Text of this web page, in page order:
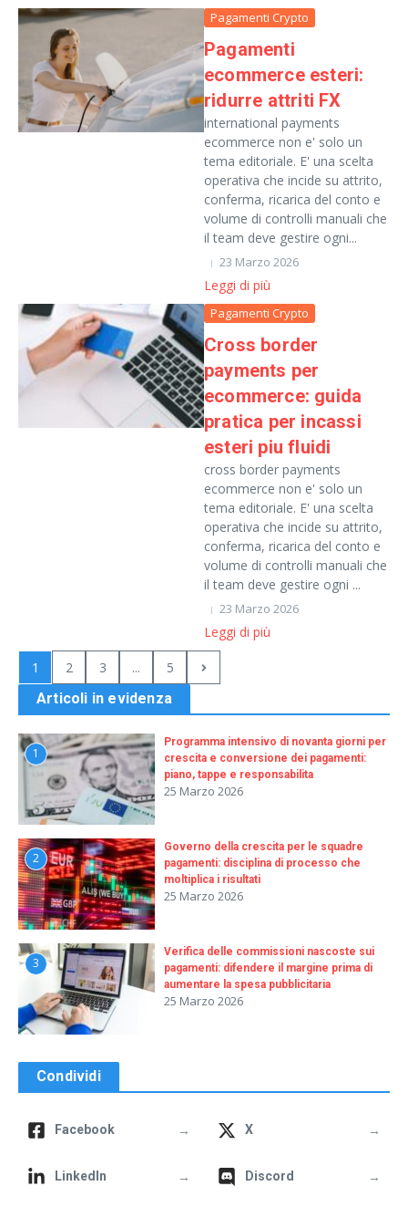
Pagamenti Crypto
Pagamenti
ecommerce esteri:
ridurre attriti FX
international payments
ecommerce non e' solo un
tema editoriale. E' una scelta
operativa che incide su attrito,
conferma, ricarica del conto e
volume di controlli manuali che
il team deve gestire ogni...
23 Marzo 2026
Leggi di più
Pagamenti Crypto
Cross border
payments per
ecommerce: guida
pratica per incassi
esteri piu fluidi
cross border payments
ecommerce non e' solo un
tema editoriale. E' una scelta
operativa che incide su attrito,
conferma, ricarica del conto e
volume di controlli manuali che
il team deve gestire ogni ...
23 Marzo 2026
Leggi di più
1 2 3 ...
5
Articoli in evidenza
1
Programma intensivo di novanta giorni per
crescita e conversione dei pagamenti:
piano, tappe e responsabilita
25 Marzo 2026
2
Governo della crescita per le squadre
pagamenti: disciplina di processo che
moltiplica i risultati
25 Marzo 2026
3
Verifica delle commissioni nascoste sui
pagamenti: difendere il margine prima di
aumentare la spesa pubblicitaria
25 Marzo 2026
Condividi
Facebook → X →
LinkedIn → Discord →